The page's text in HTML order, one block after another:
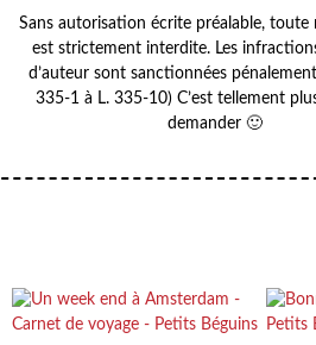
Sans autorisation écrite préalable,
est strictement interdite. Les
d’auteur sont sanctionnées
335-1 à L. 335-10) C’est tellement
demander 🙂